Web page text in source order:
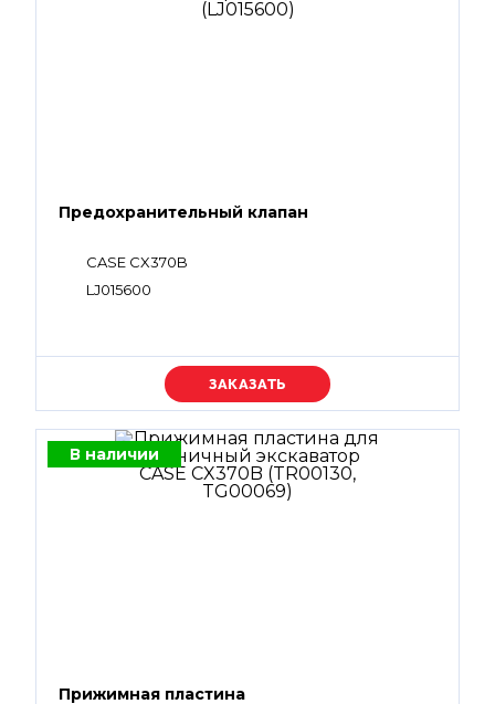
Предохранительный клапан
CASE CX370B
LJ015600
Уточняйте цену
В наличии
Прижимная пластина